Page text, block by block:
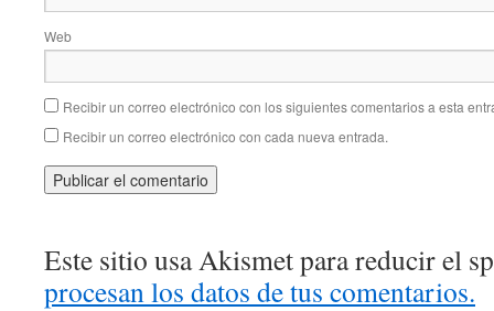
Web
Recibir un correo electrónico con los siguientes comentarios a esta
Recibir un correo electrónico con cada nueva entrada.
Este sitio usa Akismet para reducir el
procesan los datos de tus comentarios.